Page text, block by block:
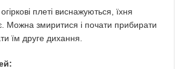
плеті виснажуються, їхня
Можна змиритися і почати прибирати
їм друге дихання.